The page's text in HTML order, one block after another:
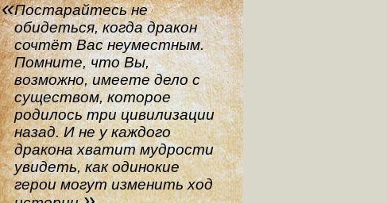
Постарайтесь не
обидеться, когда дракон
сочтёт Вас неуместным.
Помните, что Вы,
возможно, имеете дело с
существом, которое
родилось три цивилизации
назад. И не у каждого
дракона хватит мудрости
увидеть, как одинокие
герои могут изменить ход